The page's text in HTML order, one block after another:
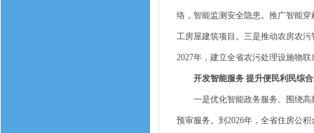
络，智能监测安全隐患。推广智能
工房屋建筑项目。三是推动农房农
2027年，建立全省农污处理设施物
开发智能服务 提升便民利民综
一是优化智能政务服务。围绕高
预审服务。到2026年，全省住房公